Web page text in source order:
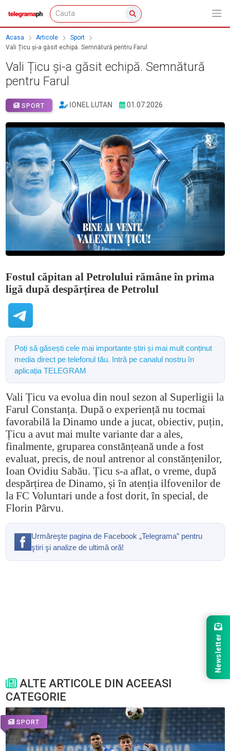
Acasa Articole
Sport
Vali Țicu și-a găsit echipă. Semnătură pentru Farul
Vali Țicu și-a găsit echipă. Semnătură
pentru Farul
SPORT IONEL LUTAN 01.07.2026
Fostul căpitan al Petrolului rămâne în prima
ligă după despărțirea de Petrolul
Poți să găsești cele mai importante știri și mai mult conținut
media direct pe telefonul tău. Intră pe canalul nostru în
aplicația TELEGRAM
Vali Țicu va evolua din noul sezon al Superligii la
Farul Constanța. După o experiență nu tocmai
favorabilă la Dinamo unde a jucat, obiectiv, puțin,
Țicu a avut mai multe variante dar a ales,
finalmente, gruparea constănțeană unde a fost
evaluat, precis, de noul antrenor al constănțenilor,
Ioan Ovidiu Sabău. Țicu s-a aflat, o vreme, după
despărțirea de Dinamo, și în atenția ilfovenilor de
la FC Voluntari unde a fost dorit, în special, de
Florin Pârvu.
Urmăreşte pagina de Facebook „Telegrama” pentru
ştiri şi analize de ultimă oră!
ALTE ARTICOLE DIN ACEEASI
CATEGORIE
SPORT
Newsletter